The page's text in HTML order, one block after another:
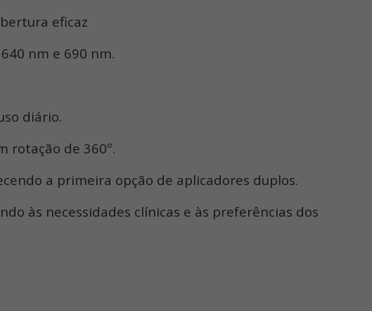
eficaz
nm e 690 nm.
diário.
rotação de 360º.
a primeira opção de aplicadores duplos.
às necessidades clínicas e às preferências dos